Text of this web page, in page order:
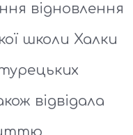
відновлення
школи Халки
відвідала